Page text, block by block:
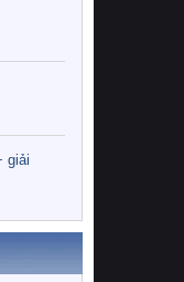
giải